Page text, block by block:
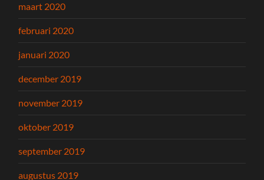
maart 2020
februari 2020
januari 2020
december 2019
november 2019
oktober 2019
september 2019
augustus 2019